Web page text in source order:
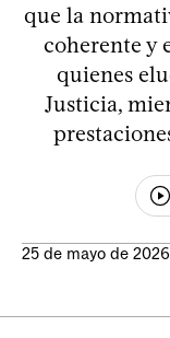
que la
coherente y
quienes
Justicia,
25 de mayo de 2026